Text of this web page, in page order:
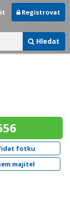
Hledat
Registrovat
fotku
majitel